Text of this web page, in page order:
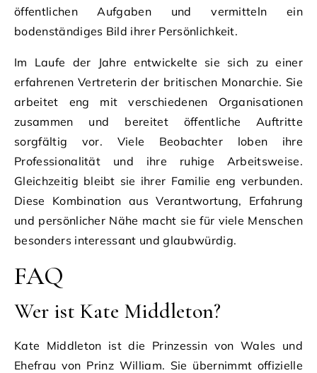
öffentlichen Aufgaben und vermitteln ein
bodenständiges Bild ihrer Persönlichkeit.
Im Laufe der Jahre entwickelte sie sich zu einer
erfahrenen Vertreterin der britischen Monarchie. Sie
arbeitet eng mit verschiedenen Organisationen
zusammen und bereitet öffentliche Auftritte
sorgfältig vor. Viele Beobachter loben ihre
Professionalität und ihre ruhige Arbeitsweise.
Gleichzeitig bleibt sie ihrer Familie eng verbunden.
Diese Kombination aus Verantwortung, Erfahrung
und persönlicher Nähe macht sie für viele Menschen
besonders interessant und glaubwürdig.
FAQ
Wer ist Kate Middleton?
Kate Middleton ist die Prinzessin von Wales und
Ehefrau von Prinz William. Sie übernimmt offizielle